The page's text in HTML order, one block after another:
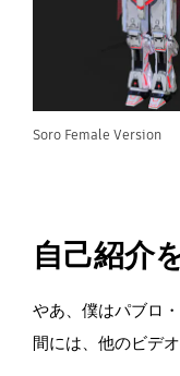
Soro Female Version
自己紹介
やあ、僕はパブロ
間には、他のビデ